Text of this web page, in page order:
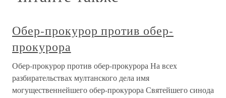
Обер-прокурор против обер-
прокурора
Обер-прокурор против обер-прокурора На всех
разбирательствах мултанского дела имя
могущественнейшего обер-прокурора Святейшего синода